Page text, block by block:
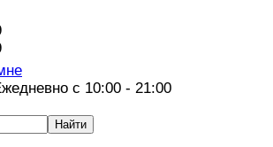
с 10:00 - 21:00
Найти